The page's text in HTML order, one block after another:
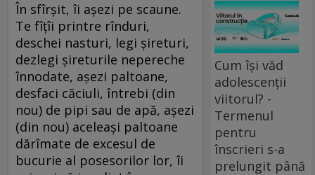
În sfîrşit, îi aşezi pe scaune.
Te fîţîi printre rînduri,
deschei nasturi, legi şireturi,
dezlegi şireturile nepereche
înnodate, aşezi paltoane,
desfaci căciuli, întrebi (din
nou) de pipi sau de apă, aşezi
(din nou) aceleaşi paltoane
dărîmate de excesul de
bucurie al posesorilor lor, îi
Cum își văd
adolescenții
viitorul? -
Termenul
pentru
înscrieri s-a
prelungit până